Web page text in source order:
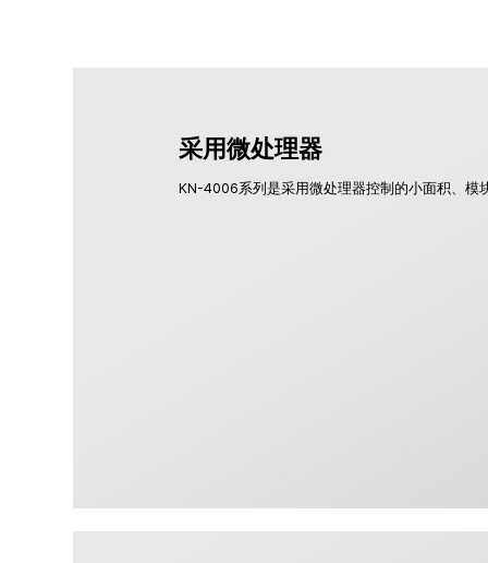
采用微处理器
KN-4006系列是采用微处理器控制的小面积、模